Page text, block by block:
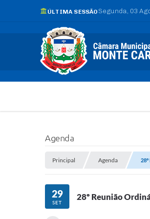
ÚLTIMA SESSÃO Segunda 03
Agenda
Principal Agenda
29
SET
28º Reunião